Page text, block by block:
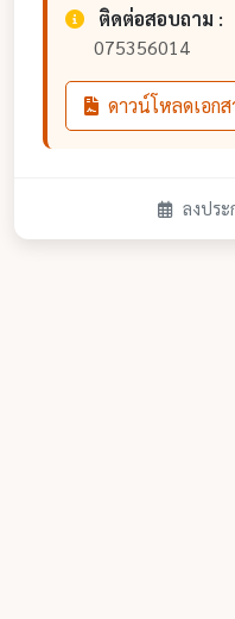
ติดต่อสอบถาม :
075356014
ดาวน์โหลดเอกส
ลงประ